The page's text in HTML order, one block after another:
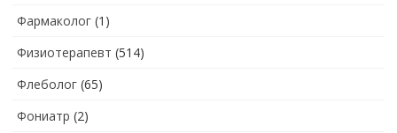
Фармаколог (1)
Физиотерапевт (514)
Флеболог (65)
Фониатр (2)